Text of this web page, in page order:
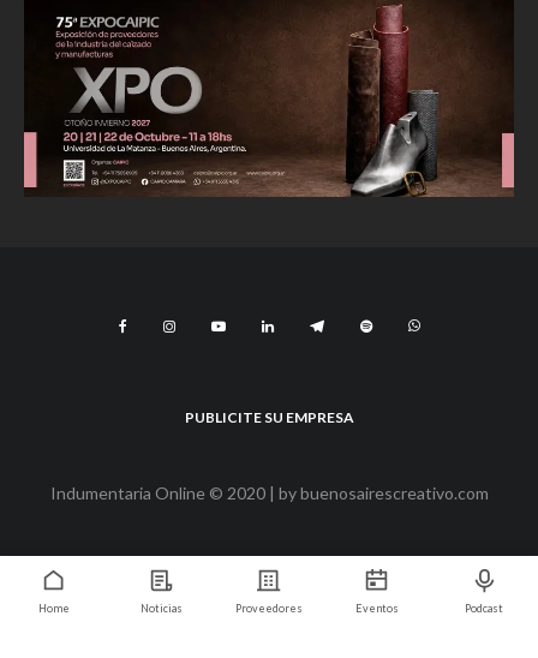
PUBLICITE SU EMPRESA
Indumentaria Online © 2020 | bybuenosairescreativo.com
Home Noticias Proveedores Eventos Podcast